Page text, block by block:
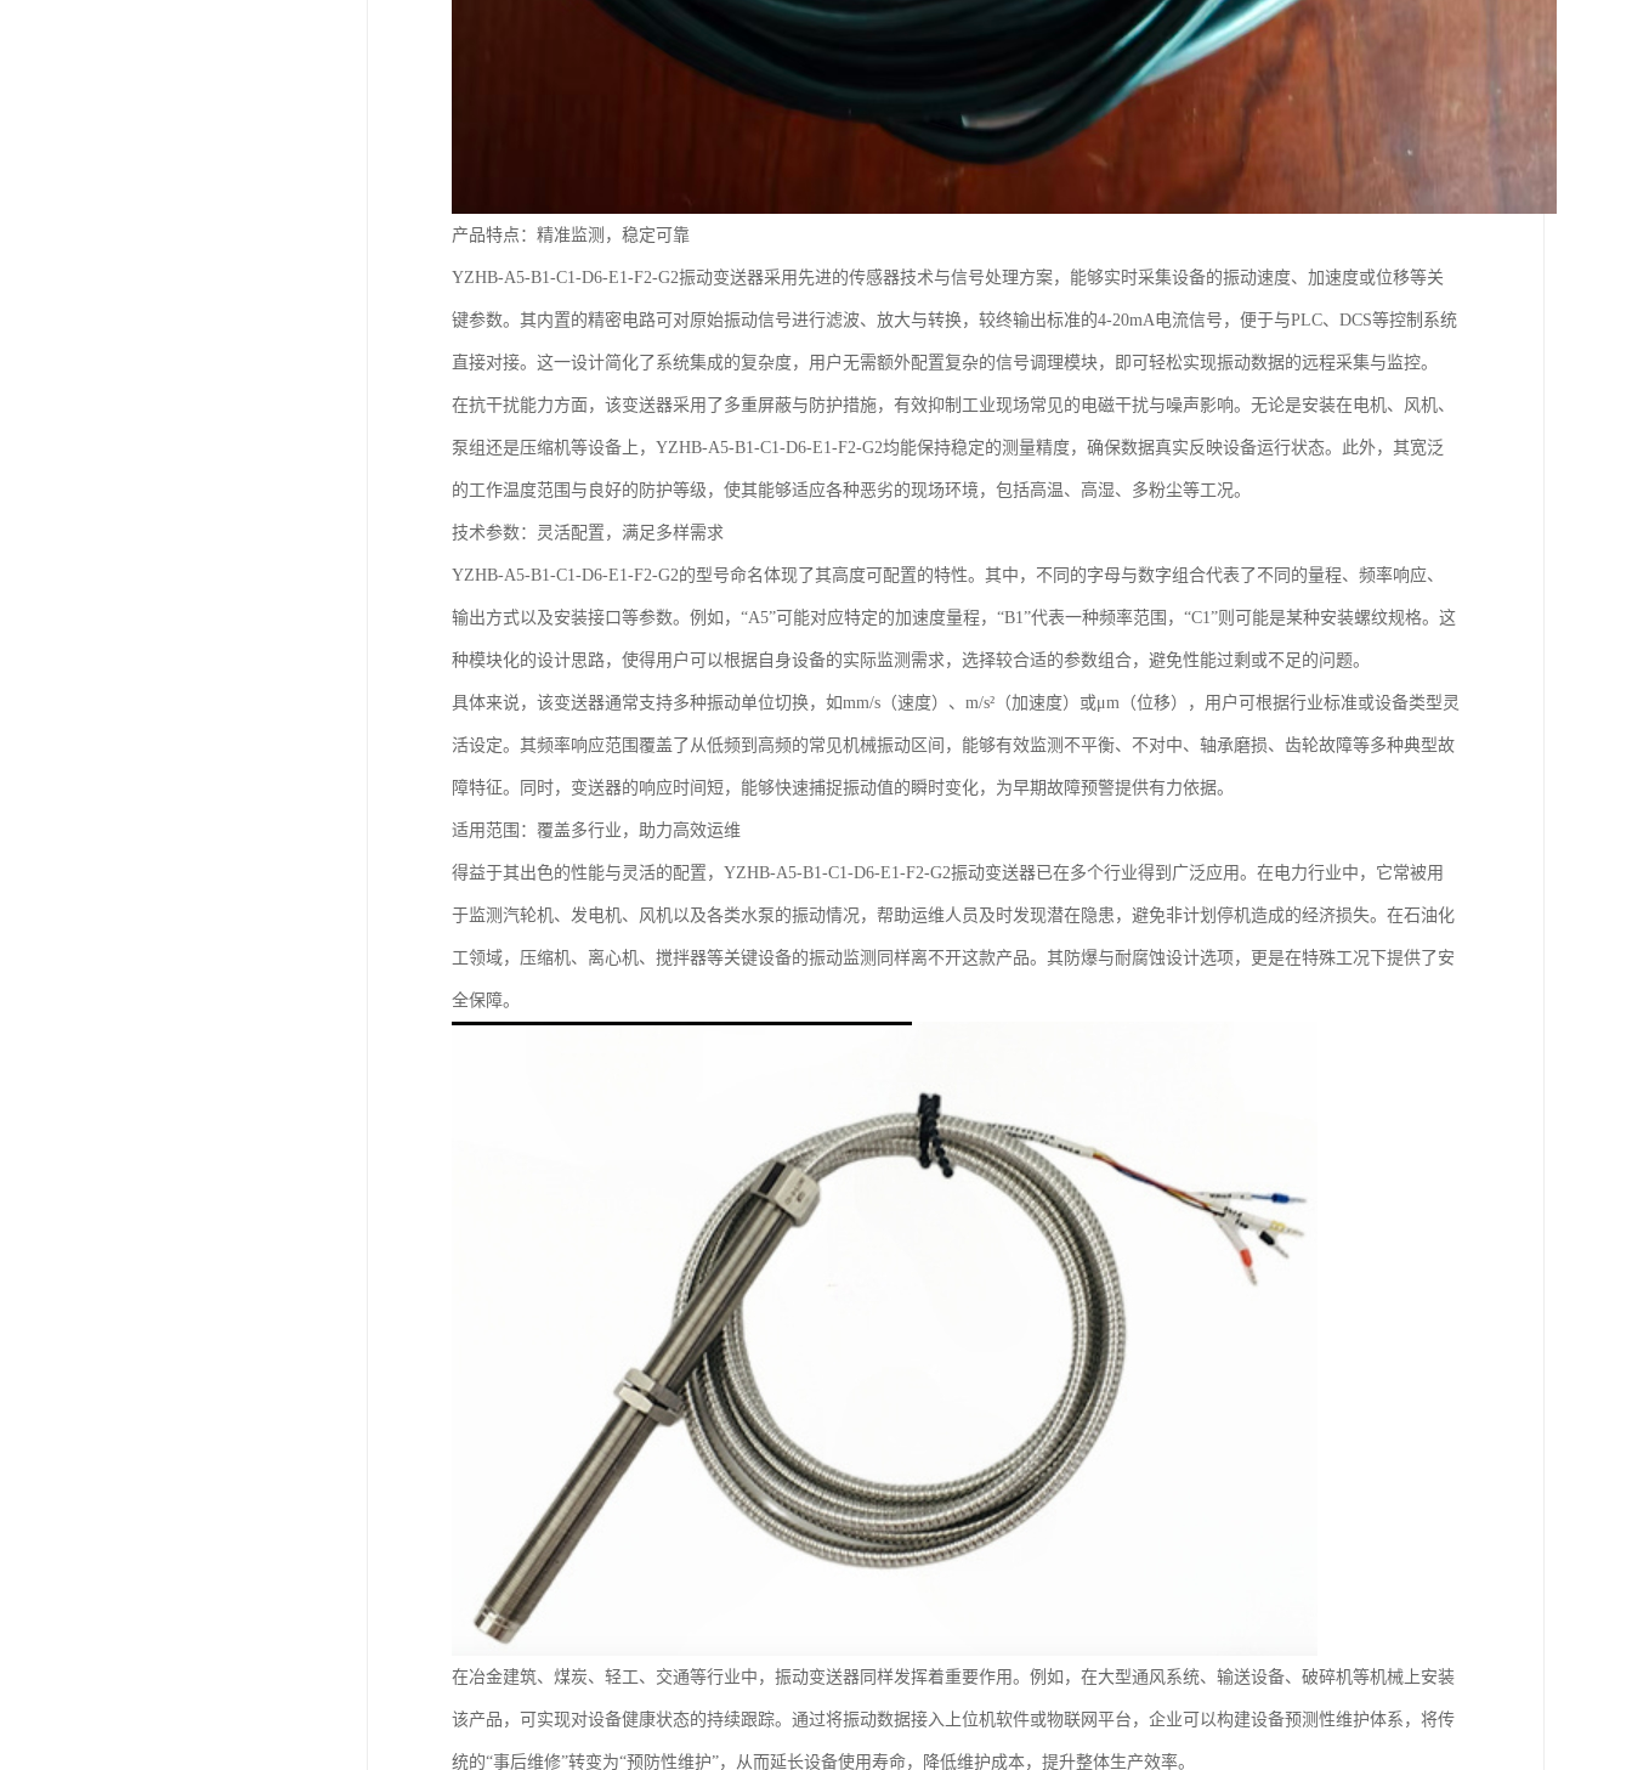
产品特点：精准监测，稳定可靠
YZHB-A5-B1-C1-D6-E1-F2-G2振动变送器采用先进的传感器技术与信号处理方案，能够实时采集设备的振动速度、加速度或位移等关
键参数。其内置的精密电路可对原始振动信号进行滤波、放大与转换，较终输出标准的4-20mA电流信号，便于与PLC、DCS等控制系统
直接对接。这一设计简化了系统集成的复杂度，用户无需额外配置复杂的信号调理模块，即可轻松实现振动数据的远程采集与监控。
在抗干扰能力方面，该变送器采用了多重屏蔽与防护措施，有效抑制工业现场常见的电磁干扰与噪声影响。无论是安装在电机、风机、
泵组还是压缩机等设备上，YZHB-A5-B1-C1-D6-E1-F2-G2均能保持稳定的测量精度，确保数据真实反映设备运行状态。此外，其宽泛
的工作温度范围与良好的防护等级，使其能够适应各种恶劣的现场环境，包括高温、高湿、多粉尘等工况。
技术参数：灵活配置，满足多样需求
YZHB-A5-B1-C1-D6-E1-F2-G2的型号命名体现了其高度可配置的特性。其中，不同的字母与数字组合代表了不同的量程、频率响应、
输出方式以及安装接口等参数。例如，“A5”可能对应特定的加速度量程，“B1”代表一种频率范围，“C1”则可能是某种安装螺纹规格。这
种模块化的设计思路，使得用户可以根据自身设备的实际监测需求，选择较合适的参数组合，避免性能过剩或不足的问题。
具体来说，该变送器通常支持多种振动单位切换，如mm/s（速度）、m/s²（加速度）或μm（位移），用户可根据行业标准或设备类型灵
活设定。其频率响应范围覆盖了从低频到高频的常见机械振动区间，能够有效监测不平衡、不对中、轴承磨损、齿轮故障等多种典型故
障特征。同时，变送器的响应时间短，能够快速捕捉振动值的瞬时变化，为早期故障预警提供有力依据。
适用范围：覆盖多行业，助力高效运维
得益于其出色的性能与灵活的配置，YZHB-A5-B1-C1-D6-E1-F2-G2振动变送器已在多个行业得到广泛应用。在电力行业中，它常被用
于监测汽轮机、发电机、风机以及各类水泵的振动情况，帮助运维人员及时发现潜在隐患，避免非计划停机造成的经济损失。在石油化
工领域，压缩机、离心机、搅拌器等关键设备的振动监测同样离不开这款产品。其防爆与耐腐蚀设计选项，更是在特殊工况下提供了安
全保障。
在冶金建筑、煤炭、轻工、交通等行业中，振动变送器同样发挥着重要作用。例如，在大型通风系统、输送设备、破碎机等机械上安装
该产品，可实现对设备健康状态的持续跟踪。通过将振动数据接入上位机软件或物联网平台，企业可以构建设备预测性维护体系，将传
统的“事后维修”转变为“预防性维护”，从而延长设备使用寿命，降低维护成本，提升整体生产效率。